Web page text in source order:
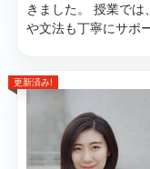
きました。 授業で
や文法も丁寧にサポ
更新済み!